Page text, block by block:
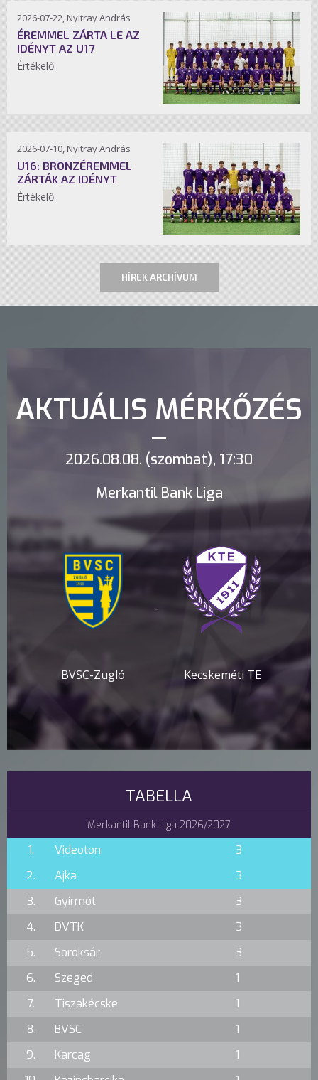
2026-07-22, Nyitray András
ÉREMMEL ZÁRTA LE AZ
IDÉNYT AZ U17
Értékelő.
2026-07-10, Nyitray András
U16: BRONZÉREMMEL
ZÁRTÁK AZ IDÉNYT
Értékelő.
HÍREK ARCHÍVUM
AKTUÁLIS MÉRKŐZÉS
2026.08.08. (szombat), 17:30
Merkantil Bank Liga
BVSC-Zugló
-
Kecskeméti TE
TABELLA
Merkantil Bank Liga 2026/2027
1. Videoton
3
2.
Ajka
3
3.
Gyirmót
3
4.
DVTK
3
5.
Soroksár
3
6.
Szeged
1
7.
Tiszakécske
1
8.
BVSC
1
9.
Karcag
1